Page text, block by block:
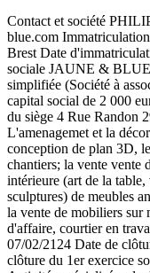
Contact et société
blue.com
Brest Date
sociale JAUNE & BLUE
simplifiée (Société à
capital social de 2 000
du siège 4 Rue Randon
L'amenagemet et la
conception de plan 3D,
chantiers; la vente vente
intérieure (art de la
sculptures) de meubles
la vente de mobiliers sur
d'affaire, courtier en
07/02/2124 Date de
clôture du 1er exercice